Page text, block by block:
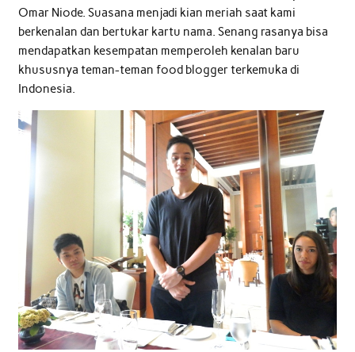
Omar Niode. Suasana menjadi kian meriah saat kami
berkenalan dan bertukar kartu nama. Senang rasanya bisa
mendapatkan kesempatan memperoleh kenalan baru
khususnya teman-teman food blogger terkemuka di
Indonesia.